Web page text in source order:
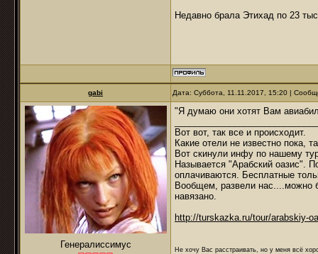
Недавно брала Этихад по 23
gabi Дата: Суббота, 11.11.2017, 15:20 |
Генералиссимус
"Я думаю они хотят Вам
Вот вот, так все и происходит.
Какие отели не известно пока,
Вот скинули инфу по нашему
Называется "Арабский оазис".
оплачиваются. Бесплатные
Вообщем, развели нас....можно
навязано.
http://turskazka.ru/tour/arabskiy-
Не хочу Вас расстраивать, но у меня всё